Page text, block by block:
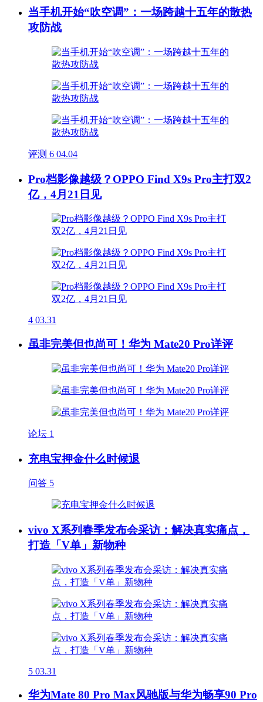
当手机开始“吹空调”：一场跨越十五年的散热
攻防战
评测 6 04.04
Pro档影像越级？OPPO Find X9s Pro主打双2
亿，4月21日见
4 03.31
虽非完美但也尚可！华为 Mate20 Pro详评
论坛 1
充电宝押金什么时候退
问答 5
vivo X系列春季发布会采访：解决真实痛点，
打造「V单」新物种
5 03.31
华为Mate 80 Pro Max风驰版与华为畅享90 Pro